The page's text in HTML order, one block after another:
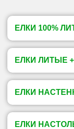
ЕЛКИ 100%
ЕЛКИ ЛИТЫЕ
ЕЛКИ
ЕЛКИ